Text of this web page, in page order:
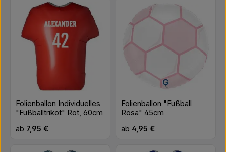
Folienballon Individuelles
"Fußballtrikot" Rot, 60cm
Regulärer Preis:
ab 7,95 €
Folienballon "Fußball
Rosa" 45cm
Regulärer Preis:
ab 4,95 €